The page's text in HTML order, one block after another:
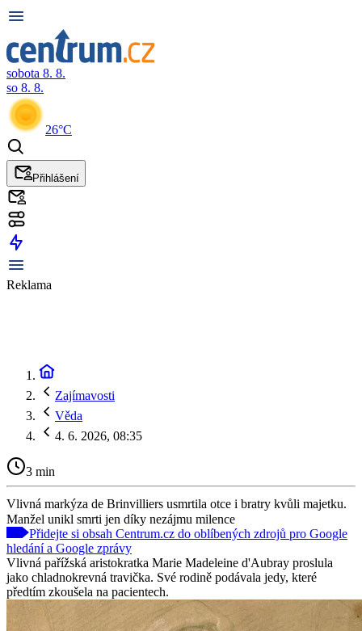
sobota 8. 8.
so 8. 8.
26°C
Přihlášení
Reklama
Zajímavosti
Věda
4. 6. 2026, 08:35
3 min
Vlivná markýza de Brinvilliers usmrtila otce i bratry kvůli majetku.
Manžel unikl smrti jen díky nezájmu milence
Přidejte si obsah Centrum.cz do oblíbených zdrojů pro Google
hledání a Google zprávy
Vlivná pařížská aristokratka Marie Madeleine d'Aubray proslula
jako chladnokrevná travička. Své rodině podávala jedy, které
předtím zkoušela na pacientech.